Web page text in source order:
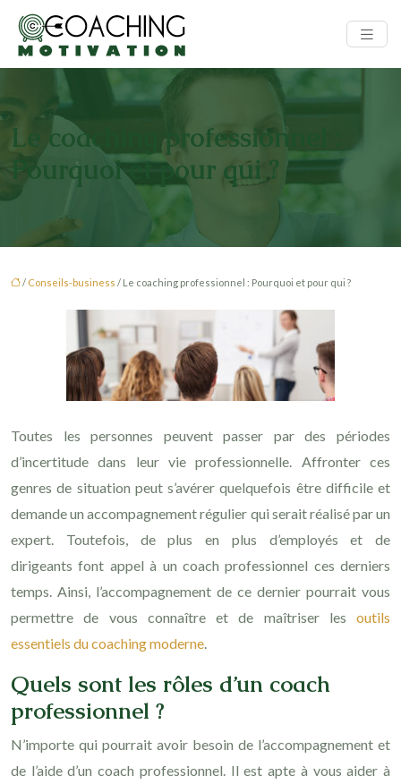
Le coaching professionnel :
Pourquoi et pour qui ?
/ Conseils-business / Le coaching professionnel : Pourquoi et pour qui ?
Toutes les personnes peuvent passer par des périodes
d’incertitude dans leur vie professionnelle. Affronter ces
genres de situation peut s’avérer quelquefois être difficile et
demande un accompagnement régulier qui serait réalisé par un
expert. Toutefois, de plus en plus d’employés et de
dirigeants font appel à un coach professionnel ces derniers
temps. Ainsi, l’accompagnement de ce dernier pourrait vous
permettre de vous connaître et de maîtriser les outils
essentiels du coaching moderne.
Quels sont les rôles d’un coach
professionnel ?
N’importe qui pourrait avoir besoin de l’accompagnement et
de l’aide d’un coach professionnel. Il est apte à vous aider à